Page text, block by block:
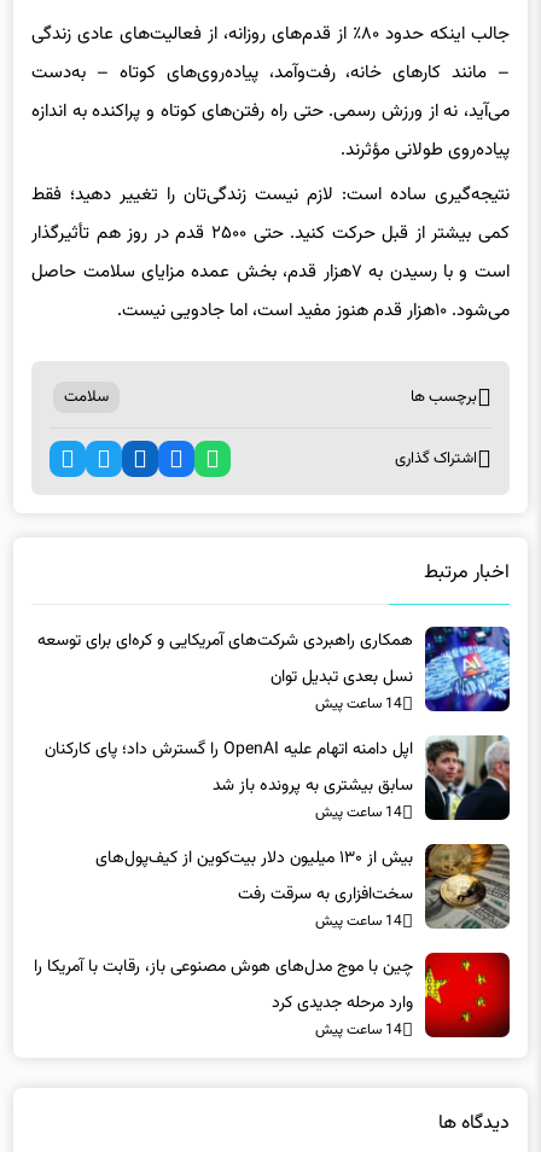
جالب اینکه حدود ۸۰٪ از قدم‌های روزانه، از فعالیت‌های عادی زندگی
– مانند کارهای خانه، رفت‌وآمد، پیاده‌روی‌های کوتاه – به‌دست
می‌آید، نه از ورزش رسمی. حتی راه رفتن‌های کوتاه و پراکنده به اندازه
پیاده‌روی طولانی مؤثرند.
نتیجه‌گیری ساده است: لازم نیست زندگی‌تان را تغییر دهید؛ فقط
کمی بیشتر از قبل حرکت کنید. حتی ۲۵۰۰ قدم در روز هم تأثیرگذار
است و با رسیدن به ۷هزار قدم، بخش عمده مزایای سلامت حاصل
می‌شود. ۱۰هزار قدم هنوز مفید است، اما جادویی نیست.
برچسب ها سلامت
اشتراک گذاری
اخبار مرتبط
همکاری راهبردی شرکت‌های آمریکایی و کره‌ای برای توسعه
نسل بعدی تبدیل توان
14 ساعت پیش
اپل دامنه اتهام علیه OpenAI را گسترش داد؛ پای کارکنان
سابق بیشتری به پرونده باز شد
14 ساعت پیش
بیش از ۱۳۰ میلیون دلار بیت‌کوین از کیف‌پول‌های
سخت‌افزاری به سرقت رفت
14 ساعت پیش
چین با موج مدل‌های هوش مصنوعی باز، رقابت با آمریکا را
وارد مرحله جدیدی کرد
14 ساعت پیش
دیدگاه ها